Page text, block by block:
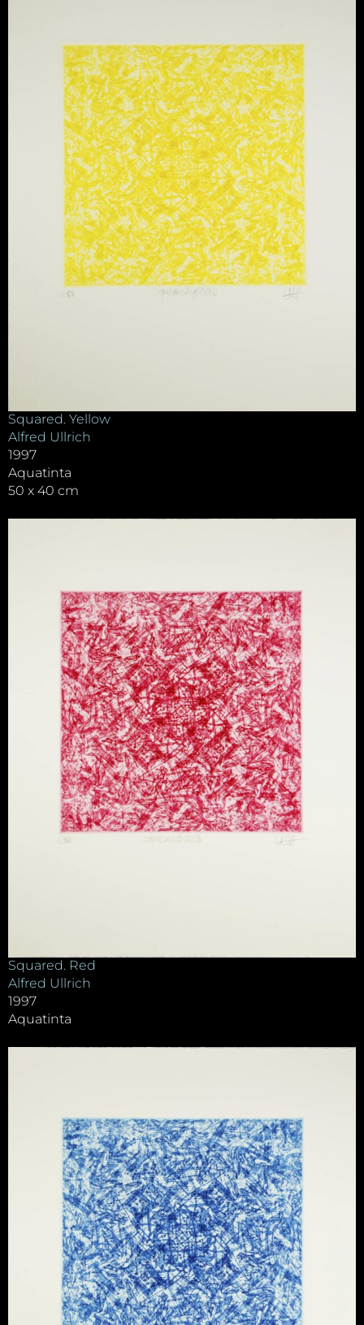
Squared. Yellow
Alfred Ullrich
1997
Aquatinta
50 x 40 cm
Squared. Red
Alfred Ullrich
1997
Aquatinta